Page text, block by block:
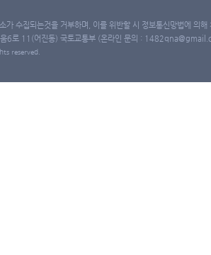
가 수집되는것을 거부하며, 이를 위반할 시 정보통신망법에 의
6로 11(어진동) 국토교통부 (온라인 문의 :
reserved.